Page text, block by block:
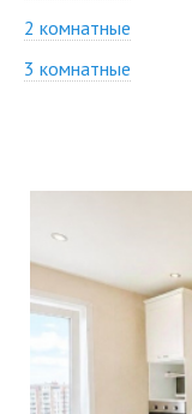
2 комнатные
3 комнатные